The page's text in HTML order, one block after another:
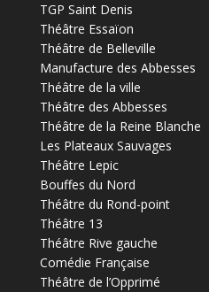
TGP Saint Denis
Théâtre Essaïon
Théâtre de Belleville
Manufacture des Abbesses
Théâtre de la ville
Théâtre des Abbesses
Théâtre de la Reine Blanche
Les Plateaux Sauvages
Théâtre Lepic
Bouffes du Nord
Théâtre du Rond-point
Théâtre 13
Théâtre Rive gauche
Comédie Française
Théâtre de l’Opprimé